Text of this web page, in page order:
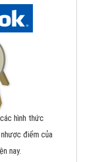
hình thức
điểm của
nay.